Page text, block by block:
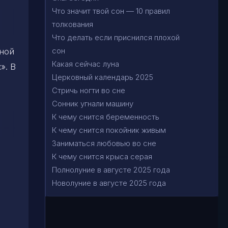
В
Что значит твой сон — 10 правил
толкования
Что делать если приснился плохой
сон
Какая сейчас луна
Церковный календарь 2025
Стричь ногти во сне
Сонник угнали машину
К чему снится беременность
К чему снится покойник живым
Заниматься любовью во сне
К чему снится крыса серая
Полнолуние в августе 2025 года
Новолуние в августе 2025 года